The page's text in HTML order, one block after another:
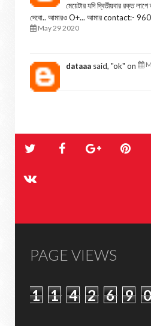
মেয়েটার যদি দ্বিতীয়বার রক্ত
দেবো.. আমারও O+... আমার contact:-
May 29 2020
dataaa said, "ok" on
PAGE VIEWS
1 1 4 2 6 9 0